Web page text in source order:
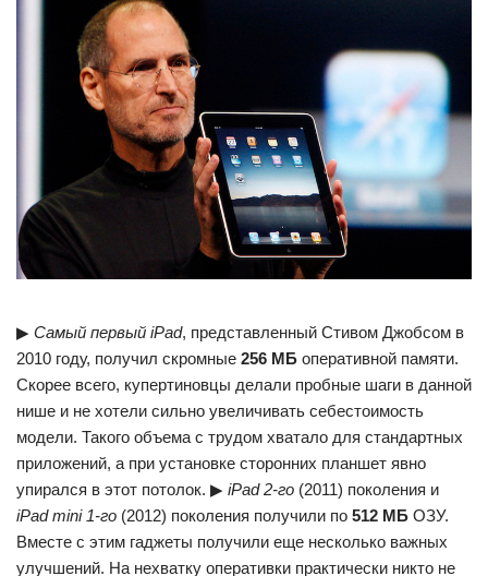
▶ Самый первый iPad, представленный Стивом Джобсом в
2010 году, получил скромные 256 МБ оперативной памяти.
Скорее всего, купертиновцы делали пробные шаги в данной
нише и не хотели сильно увеличивать себестоимость
модели. Такого объема с трудом хватало для стандартных
приложений, а при установке сторонних планшет явно
упирался в этот потолок. ▶ iPad 2-го (2011) поколения и
iPad mini 1-го (2012) поколения получили по 512 МБ ОЗУ.
Вместе с этим гаджеты получили еще несколько важных
улучшений. На нехватку оперативки практически никто не